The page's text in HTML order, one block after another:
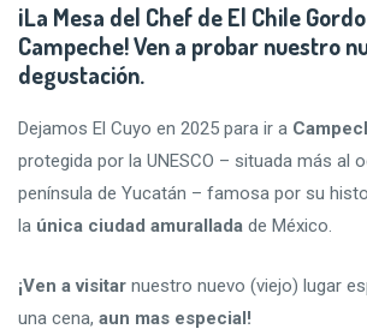
¡La Mesa del Chef de El Chile
Campeche! Ven a probar nuestro
degustación.
Dejamos El Cuyo en 2025 para ir a
protegida por la UNESCO – situada más al
península de Yucatán – famosa por su
la única ciudad amurallada de México.
¡Ven a visitar nuestro nuevo (viejo) lugar
una cena, aun mas especial!